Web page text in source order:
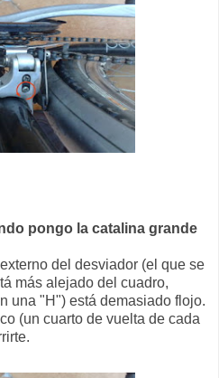
pongo la catalina grande
del desviador (el que se
más alejado del cuadro,
una "H") está demasiado flojo.
(un cuarto de vuelta de cada